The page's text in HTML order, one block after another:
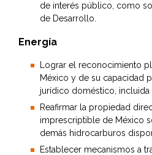
de interés público, como
de Desarrollo.
Energía
Lograr el reconocimiento
México y de su capacidad
jurídico doméstico, incluida
Reafirmar la propiedad
imprescriptible de México
demás hidrocarburos
Establecer mecanismos a